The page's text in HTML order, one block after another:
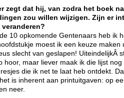
zegt dat hij, van zodra het boek
zou willen wijzigen. Zijn er
10 opkomende Gentenaars heb ik
moest ik een keuze maken
slecht van geslapen! UiteindelijkÂ
hoor, maar liever maak ik die lijst
die ik net te laat heb ontdekt.
is inherent aan printuitgaven: op
neer.